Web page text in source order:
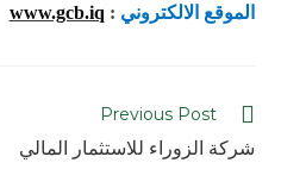
الموقع الالكتروني :
www.gcb.iq
Previous Post
شركة الزوراء للاستثمار المالي